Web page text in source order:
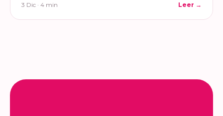
3 Dic · 4 min Leer →